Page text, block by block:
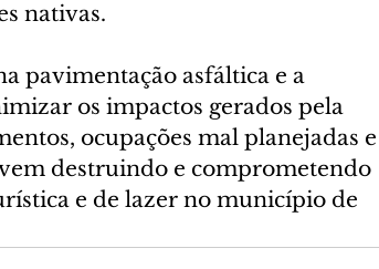
nativas.
pavimentação asfáltica e a
os impactos gerados pela
ocupações mal planejadas e
destruindo e comprometendo
e de lazer no município de